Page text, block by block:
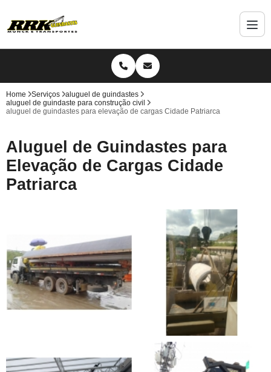
Home Serviços
aluguel de guindastes
aluguel de guindaste para construção civil
aluguel de guindastes para elevação de cargas Cidade Patriarca
Aluguel de Guindastes para
Elevação de Cargas Cidade
Patriarca